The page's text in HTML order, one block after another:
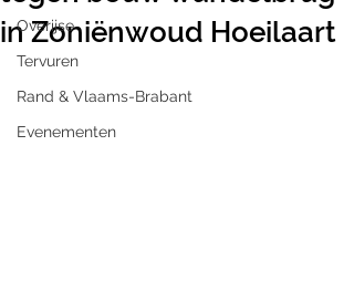
Overijse
Tervuren
Rand & Vlaams-Brabant
Evenementen
in Zoniënwoud Hoeilaart